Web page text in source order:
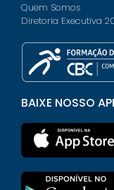
Quem Somos
Diretoria Executiva
BAIXE NOSSO